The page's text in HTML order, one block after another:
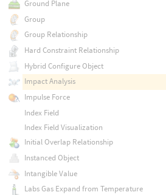
Ground Plane
Group
Group Relationship
Hard Constraint Relationship
Hybrid Configure Object
Impact Analysis
Impulse Force
Index Field
Index Field Visualization
Initial Overlap Relationship
Instanced Object
Intangible Value
Labs Gas Expand from Temperature